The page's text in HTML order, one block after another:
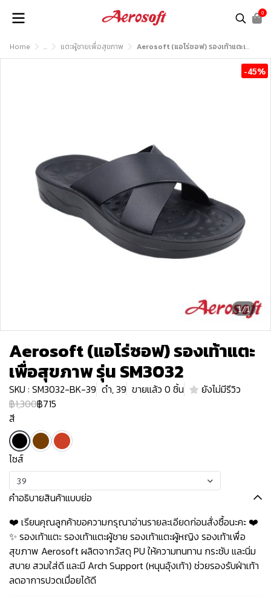
0
Home ... แตะผู้ชายเพื่อสุขภาพ Aerosoft (แอโร่ซอฟ) รองเท้าแตะเพื่อสุขภาพ รุ่น SM3032
1/1
-45%
Aerosoft (แอโร่ซอฟ) รองเท้าแตะ
เพื่อสุขภาพ รุ่น SM3032
SKU : SM3032-BK-39 ดำ, 39 ขายแล้ว 0 ชิ้น
ยังไม่มีรีวิว
฿1,300฿715
สี
ไซส์
39
คำอธิบายสินค้าแบบย่อ
❤️ เรียนคุณลูกค้าขอความกรุณาอ่านรายละเอียดก่อนสั่งซื้อนะคะ️️ ️❤️
✨ รองเท้าแตะ รองเท้าแตะผู้ชาย รองเท้าแตะผู้หญิง รองเท้าเพื่อ
สุขภาพ Aerosoft ผลิตจากวัสดุ PU ให้ความทนทาน กระชับ และนิ่ม
สบาย สวมใส่ดี และมี Arch Support (หนุนอุ้งเท้า) ช่วยรองรับฝ่าเท้า
ลดอาการปวดเมื่อยได้ดี